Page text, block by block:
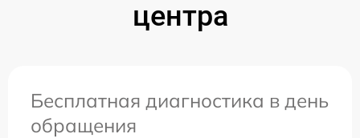
центра
Бесплатная диагностика в день
обращения